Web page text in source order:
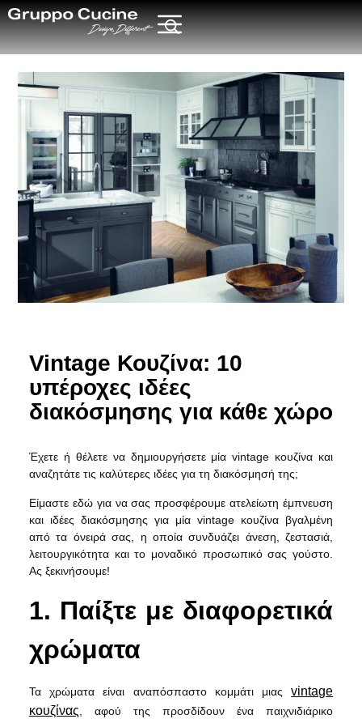
Vintage Κουζίνα: 10
υπέροχες ιδέες
διακόσμησης για κάθε χώρο
Έχετε ή θέλετε να δημιουργήσετε μία vintage κουζίνα και
αναζητάτε τις καλύτερες ιδέες για τη διακόσμησή της;
Είμαστε εδώ για να σας προσφέρουμε ατελείωτη έμπνευση
και ιδέες διακόσμησης για μία vintage κουζίνα βγαλμένη
από τα όνειρά σας, η οποία συνδυάζει άνεση, ζεστασιά,
λειτουργικότητα και το μοναδικό προσωπικό σας γούστο.
Ας ξεκινήσουμε!
1. Παίξτε με διαφορετικά
χρώματα
Τα χρώματα είναι αναπόσπαστο κομμάτι μιαςvintage
κουζίνας , αφού της προσδίδουν ένα παιχνιδιάρικο